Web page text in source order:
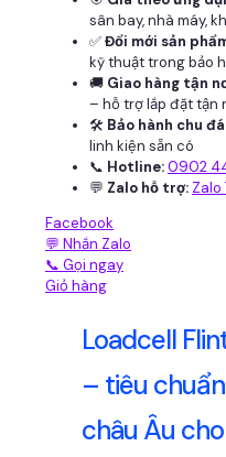
sân bay, nhà máy,
✅Đổi mới sản
kỹ thuật trong bảo
🚚 Giao hàng tận
– hỗ trợ lắp đặt tận
🛠 Bảo hành chu
linh kiện sẵn có
📞 Hotline:0902
💬 Zalo hỗ trợ: Zalo
Facebook
💬 Nhắn Zalo
📞 Gọi ngay
Giỏ hàng
Loadcell
– tiêu
châu Âu